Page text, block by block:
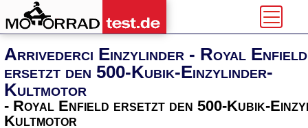
Arrivederci Einzylinder - Royal Enfield
ersetzt den 500-Kubik-Einzylinder-
Kultmotor
- Royal Enfield ersetzt den 500-Kubik-
Kultmotor